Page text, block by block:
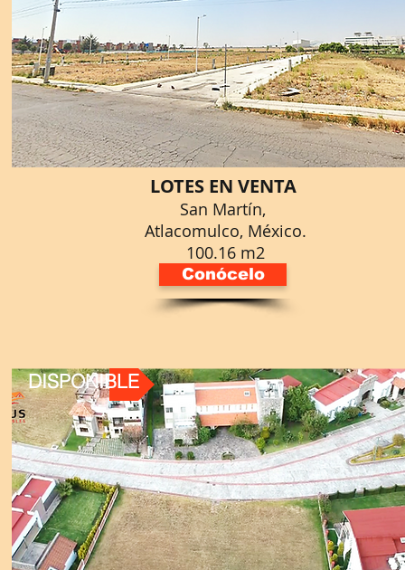
LOTES EN VENTA
San Martín,
Atlacomulco, México.
100.16 m2
Conócelo
DISPONIBLE